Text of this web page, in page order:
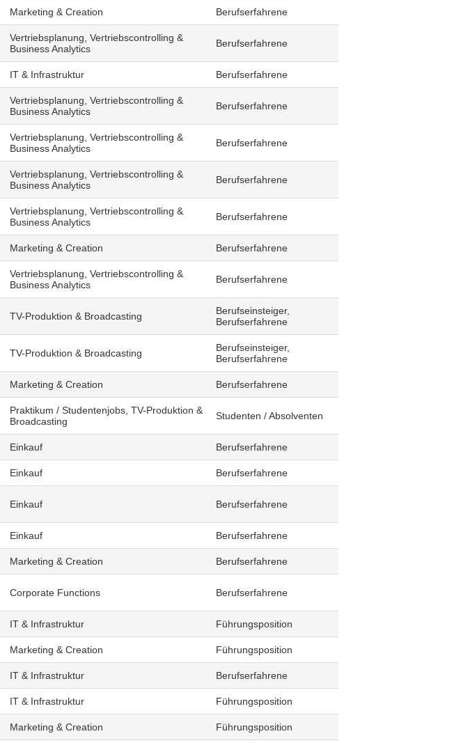
Marketing & Creation Berufserfahrene
Vertriebsplanung, Vertriebscontrolling &
Business Analytics
Berufserfahrene
IT & Infrastruktur Berufserfahrene
Vertriebsplanung, Vertriebscontrolling &
Business Analytics
Berufserfahrene
Vertriebsplanung, Vertriebscontrolling &
Business Analytics
Berufserfahrene
Vertriebsplanung, Vertriebscontrolling &
Business Analytics
Berufserfahrene
Vertriebsplanung, Vertriebscontrolling &
Business Analytics
Berufserfahrene
Marketing & Creation Berufserfahrene
Vertriebsplanung, Vertriebscontrolling &
Business Analytics
Berufserfahrene
TV-Produktion & Broadcasting
Berufseinsteiger,
Berufserfahrene
TV-Produktion & Broadcasting
Berufseinsteiger,
Berufserfahrene
Marketing & Creation Berufserfahrene
Praktikum / Studentenjobs, TV-Produktion &
Broadcasting
Studenten / Absolventen
Einkauf Berufserfahrene
Einkauf Berufserfahrene
Einkauf Berufserfahrene
Einkauf Berufserfahrene
Marketing & Creation Berufserfahrene
Corporate Functions Berufserfahrene
IT & Infrastruktur Führungsposition
Marketing & Creation Führungsposition
IT & Infrastruktur Berufserfahrene
IT & Infrastruktur Führungsposition
Marketing & Creation Führungsposition